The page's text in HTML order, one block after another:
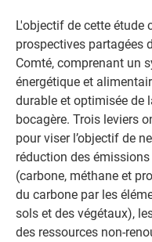
L'objectif de cette étude
prospectives partagées
Comté, comprenant un
énergétique et
durable et optimisée de
bocagère. Trois leviers
pour viser l’objectif de
réduction des
(carbone, méthane et
du carbone par les
sols et des végétaux),
des ressources non-